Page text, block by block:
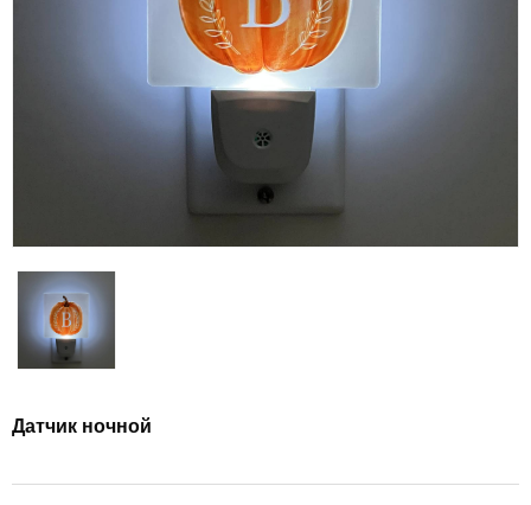
Датчик ночной